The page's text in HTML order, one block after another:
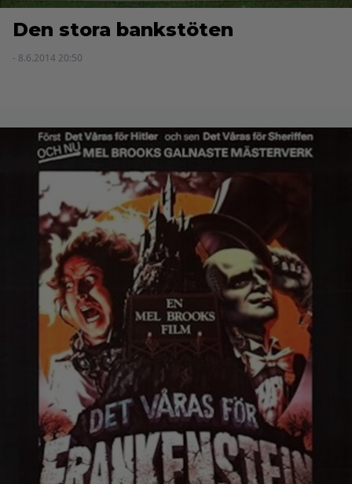
Den stora bankstöten
- 8.6.2014 20:50